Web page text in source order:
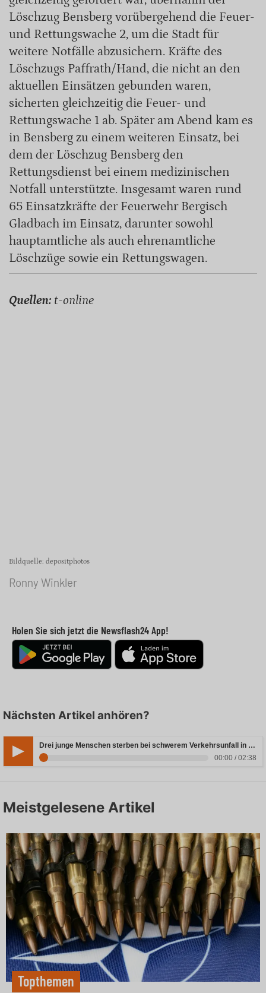
Löschzug Bensberg vorübergehend die Feuer-
und Rettungswache 2, um die Stadt für
weitere Notfälle abzusichern. Kräfte des
Löschzugs Paffrath/Hand, die nicht an den
aktuellen Einsätzen gebunden waren,
sicherten gleichzeitig die Feuer- und
Rettungswache 1 ab. Später am Abend kam es
in Bensberg zu einem weiteren Einsatz, bei
dem der Löschzug Bensberg den
Rettungsdienst bei einem medizinischen
Notfall unterstützte. Insgesamt waren rund
65 Einsatzkräfte der Feuerwehr Bergisch
Gladbach im Einsatz, darunter sowohl
hauptamtliche als auch ehrenamtliche
Löschzüge sowie ein Rettungswagen.
Quellen: t-online
Bildquelle: depositphotos
Ronny Winkler
Holen Sie sich jetzt die Newsflash24 App!
Nächsten Artikel anhören?
Drei junge Menschen sterben bei schwerem Verkehrsunfall in Rheinland-Pfalz
00:00 / 02:38
Meistgelesene Artikel
Topthemen